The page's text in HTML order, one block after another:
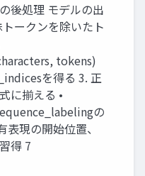
後処理 モデルの出
ークンを除いたト
tokens)
を得る 3. 正
に揃える •
の
現の開始位置、
得 7